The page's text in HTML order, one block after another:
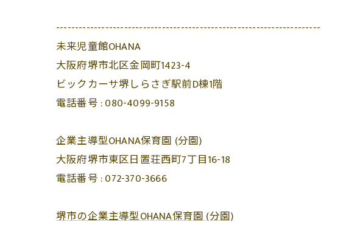
----------------------------------------------------------------------
未来児童館OHANA
大阪府堺市北区金岡町1423-4
ビックカーサ堺しらさぎ駅前D棟1階
電話番号 :080-4099-9158
企業主導型OHANA保育園 (分園)
大阪府堺市東区日置荘西町7丁目16-18
電話番号 :072-370-3666
堺市の企業主導型OHANA保育園 (分園)